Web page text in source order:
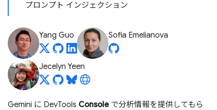
プロンプト インジェクション
Yang Guo Sofia Emelianova
Jecelyn Yeen
Gemini に DevTools Console で分析情報を提供してもら